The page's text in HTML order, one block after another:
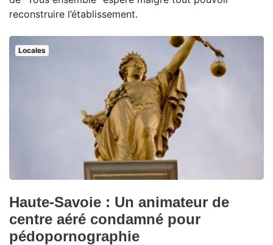
reconstruire l’établissement.
Locales
Haute-Savoie : Un animateur de
centre aéré condamné pour
pédopornographie